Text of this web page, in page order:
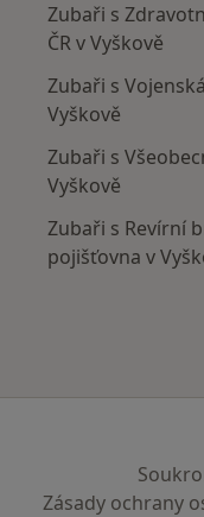
Zubaři s
ČR v Vyškově
Zubaři s
Vyškově
Zubaři s
Vyškově
Zubaři s Revírní
pojišťovna v
Zásady ochrany